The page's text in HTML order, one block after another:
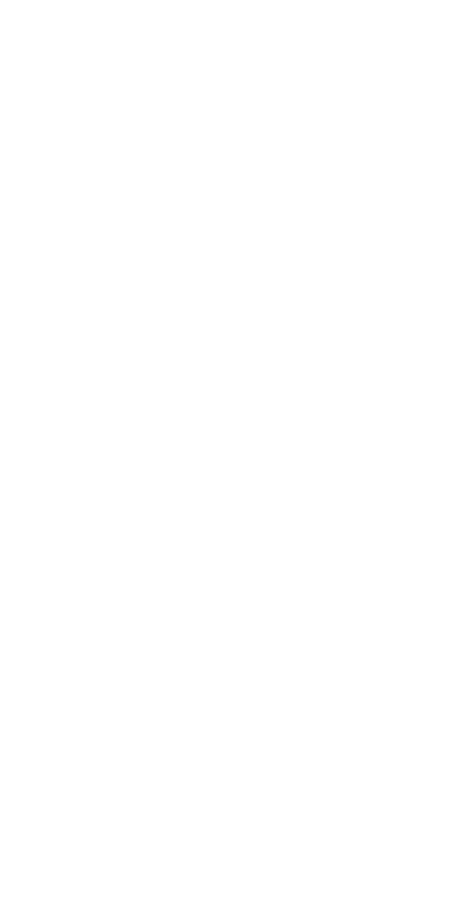
определяемой положениями Статьи 437